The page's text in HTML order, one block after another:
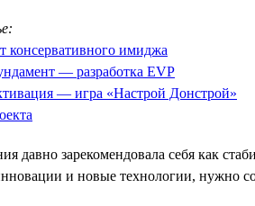
консервативного имиджа
— разработка EVP
— игра «Настрой Донстрой»
давно зарекомендовала себя как
и новые технологии, нужно